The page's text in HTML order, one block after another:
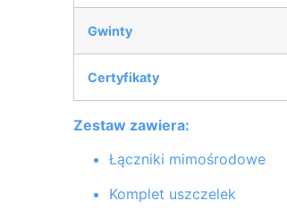
Gwinty
Certyfikaty
Zestaw zawiera:
Łączniki mimośrodowe
Komplet uszczelek